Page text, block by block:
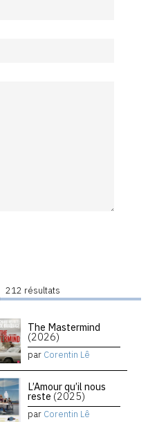
212 résultats
The Mastermind
(2026)
par Corentin Lê
L’Amour qu’il nous
reste (2025)
par Corentin Lê